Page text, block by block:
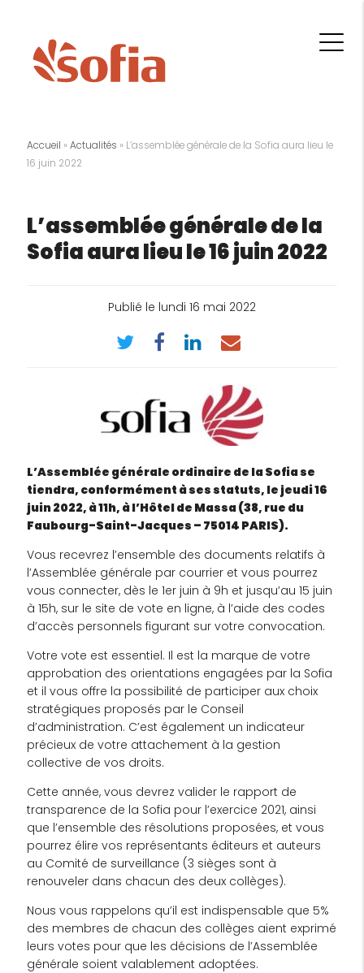
Accueil »Actualités » L’assemblée générale de la Sofia aura lieu le
16 juin 2022
L’assemblée générale de la
Sofia aura lieu le 16 juin 2022
Publié le lundi 16 mai 2022
L’Assemblée générale ordinaire de la Sofia se
tiendra, conformément à ses statuts, le jeudi 16
juin 2022, à 11h, à l’Hôtel de Massa (38, rue du
Faubourg-Saint-Jacques – 75014 PARIS).
Vous recevrez l’ensemble des documents relatifs à
l’Assemblée générale par courrier et vous pourrez
vous connecter, dès le 1er juin à 9h et jusqu’au 15 juin
à 15h, sur le site de vote en ligne, à l’aide des codes
d’accès personnels figurant sur votre convocation.
Votre vote est essentiel. Il est la marque de votre
approbation des orientations engagées par la Sofia
et il vous offre la possibilité de participer aux choix
stratégiques proposés par le Conseil
d’administration. C’est également un indicateur
précieux de votre attachement à la gestion
collective de vos droits.
Cette année, vous devrez valider le rapport de
transparence de la Sofia pour l’exercice 2021, ainsi
que l’ensemble des résolutions proposées, et vous
pourrez élire vos représentants éditeurs et auteurs
au Comité de surveillance (3 sièges sont à
renouveler dans chacun des deux collèges).
Nous vous rappelons qu’il est indispensable que 5%
des membres de chacun des collèges aient exprimé
leurs votes pour que les décisions de l’Assemblée
générale soient valablement adoptées.